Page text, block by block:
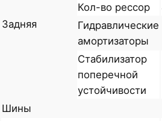
Задняя
Кол-во рессор
Гидравлические
амортизаторы
Стабилизатор
поперечной
устойчивости
Шины